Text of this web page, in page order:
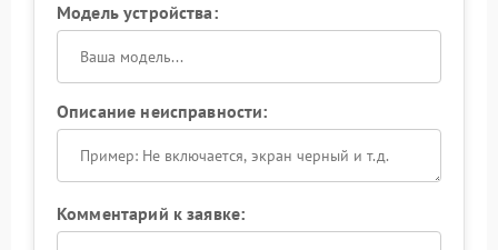
Модель устройства:
Описание неисправности:
Комментарий к заявке: